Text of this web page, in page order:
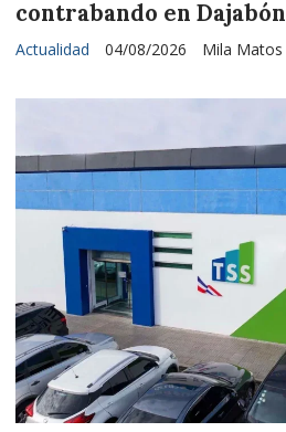
contrabando en Dajabón
Mila Matos
Actualidad 04/08/2026